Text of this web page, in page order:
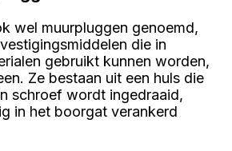
wel muurpluggen genoemd,
die in
gebruikt kunnen worden,
Ze bestaan uit een huls die
schroef wordt ingedraaid,
in het boorgat verankerd